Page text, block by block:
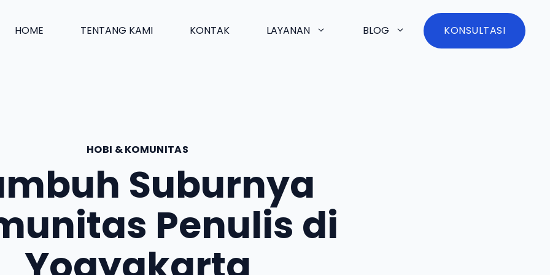
HOME TENTANG KAMI KONTAK LAYANAN BLOG KONSULTASI
HOBI & KOMUNITAS
Suburnya
Penulis di